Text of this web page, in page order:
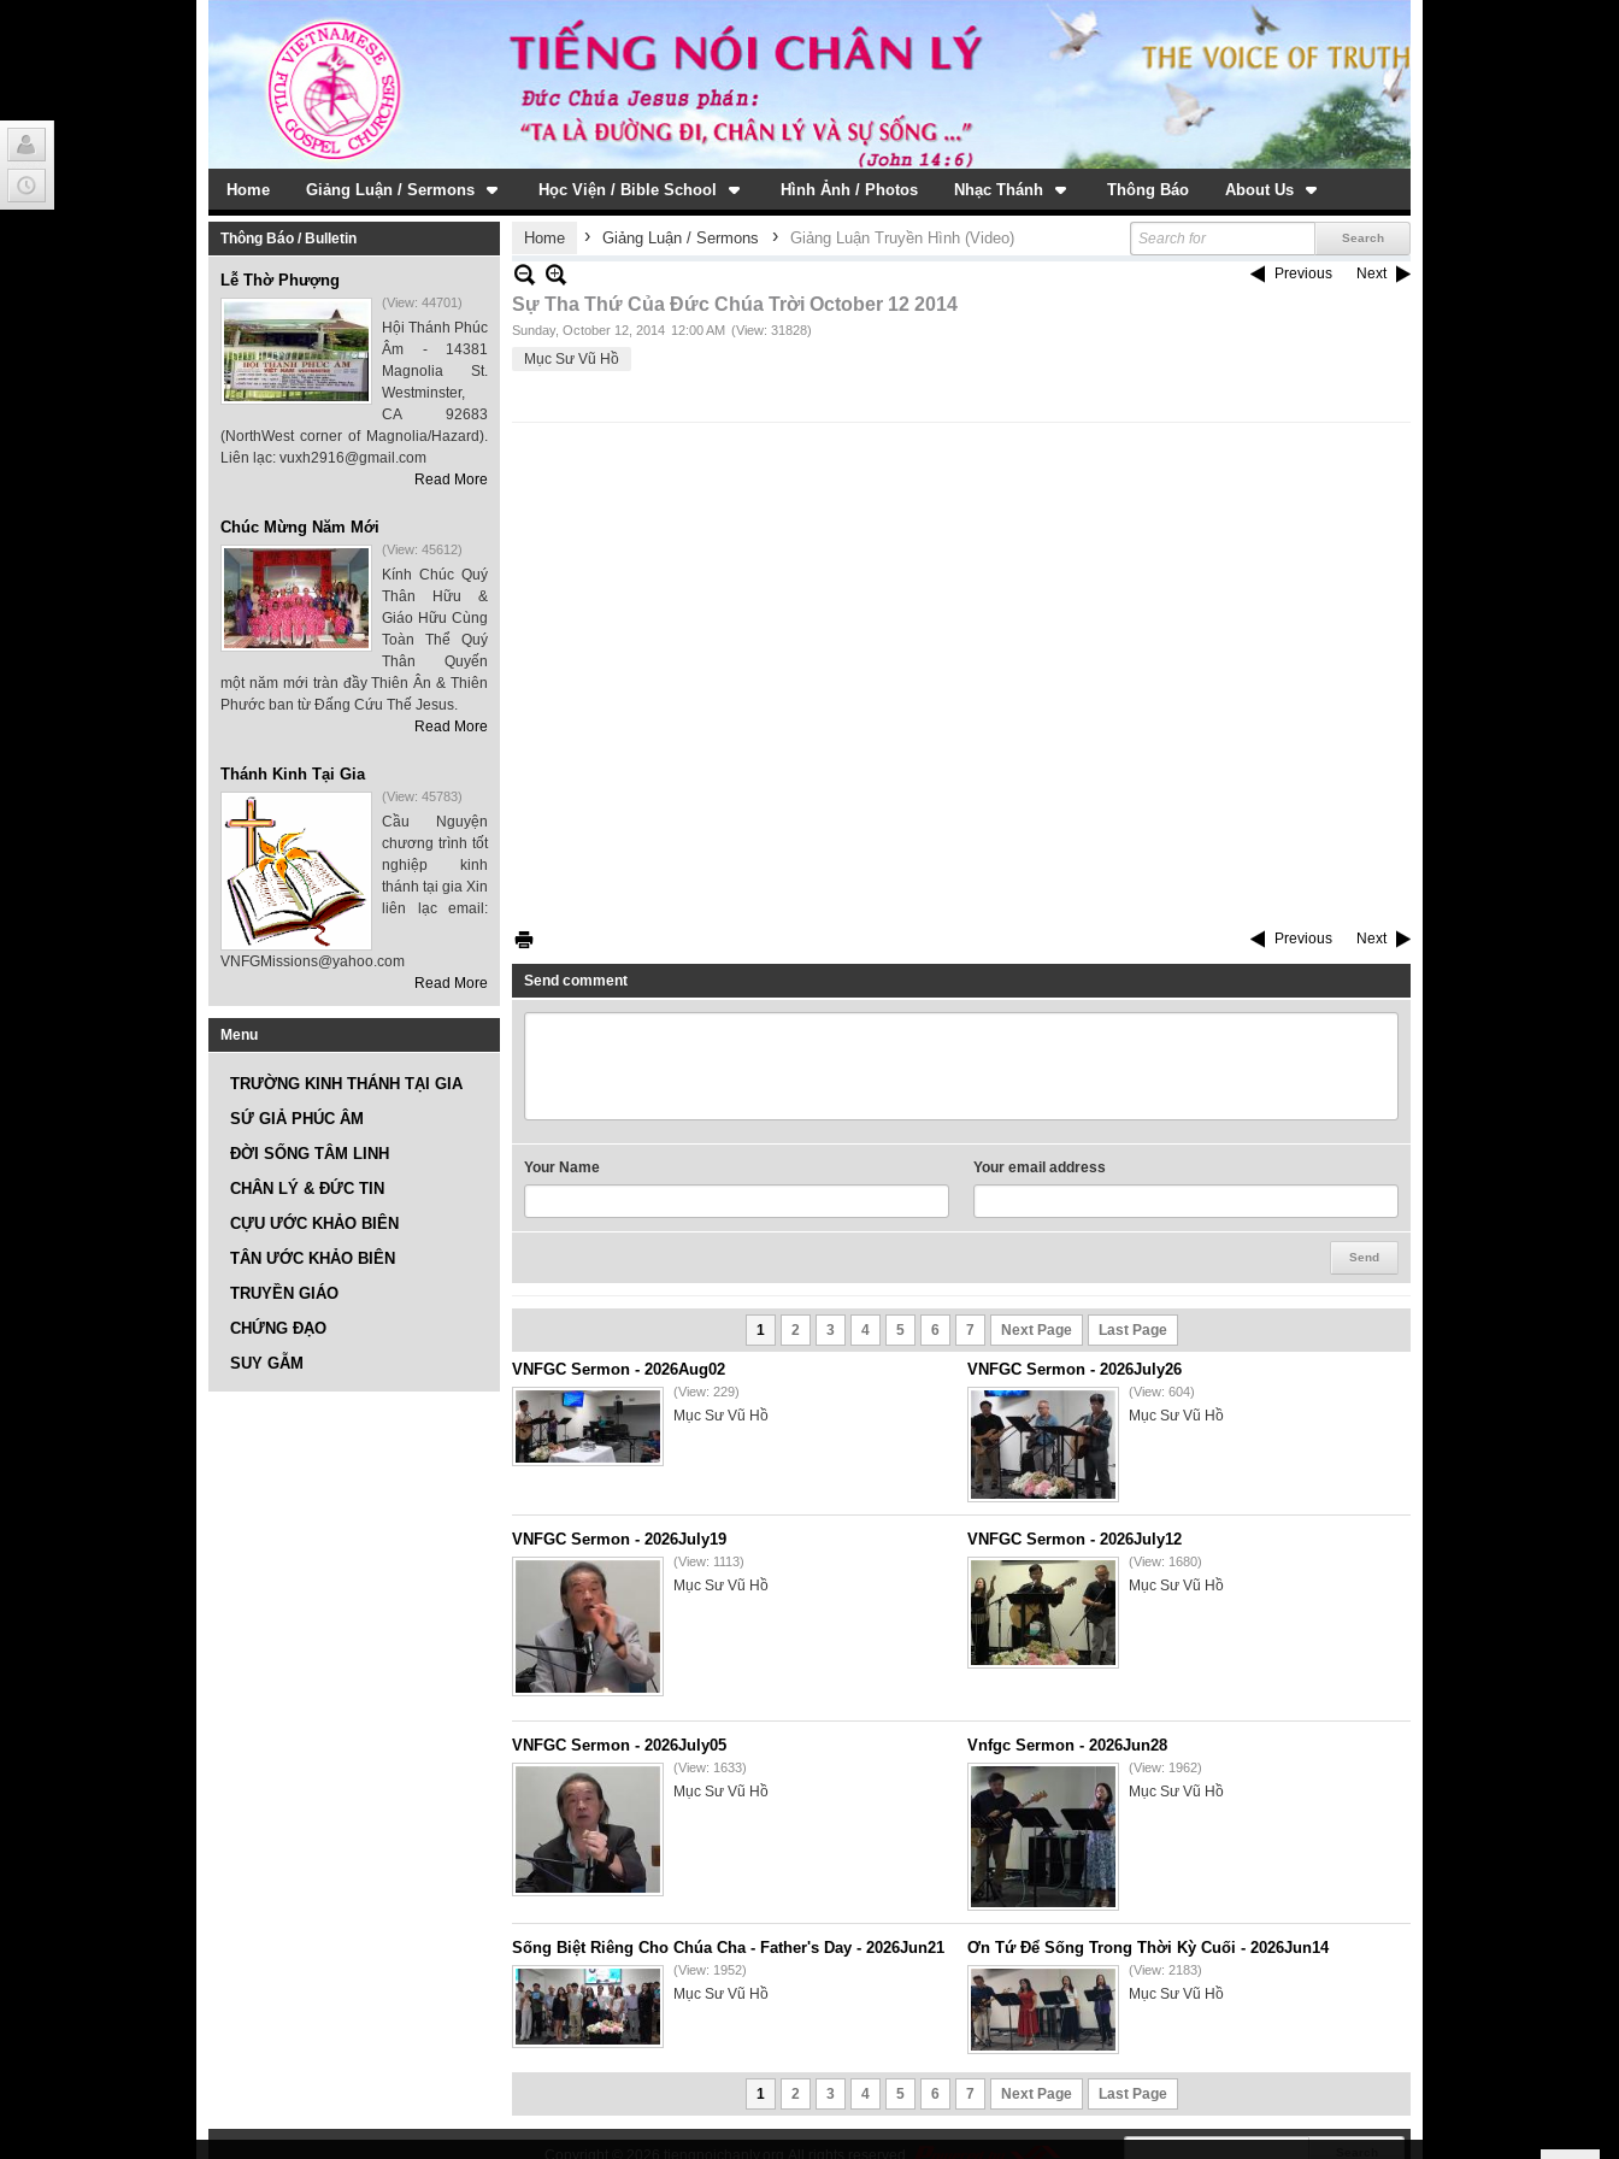
Home Giảng Luận / Sermons Học Viện / Bible School Hình Ảnh / Photos Nhạc Thánh Thông Báo About Us
Thông Báo / Bulletin
Lễ Thờ Phượng
(View: 44701)
Hội Thánh Phúc
Âm - 14381
Magnolia St.
Westminster,
CA 92683
(NorthWest corner of Magnolia/Hazard).
Liên lạc: vuxh2916@gmail.com
Read More
Chúc Mừng Năm Mới
(View: 45612)
Kính Chúc Quý
Thân Hữu &
Giáo Hữu Cùng
Toàn Thể Quý
Thân Quyến
một năm mới tràn đầy Thiên Ân & Thiên
Phước ban từ Đấng Cứu Thế Jesus.
Read More
Thánh Kinh Tại Gia
(View: 45783)
Cầu Nguyện
chương trình tốt
nghiệp kinh
thánh tại gia Xin
liên lạc email:
VNFGMissions@yahoo.com
Read More
Menu
TRƯỜNG KINH THÁNH TẠI GIA
SỨ GIẢ PHÚC ÂM
ĐỜI SỐNG TÂM LINH
CHÂN LÝ & ĐỨC TIN
CỰU ƯỚC KHẢO BIÊN
TÂN ƯỚC KHẢO BIÊN
TRUYỀN GIÁO
CHỨNG ĐẠO
SUY GẪM
Home › Giảng Luận / Sermons › Giảng Luận Truyền Hình (Video)
Previous Next
Sự Tha Thứ Của Đức Chúa Trời October 12 2014
Sunday, October 12, 2014 12:00 AM (View: 31828)
Mục Sư Vũ Hồ
Previous Next
Send comment
Your Name Your email address
1 2 3 4 5 6 7 Next Page Last Page
VNFGC Sermon - 2026Aug02
(View: 229)
Mục Sư Vũ Hồ
VNFGC Sermon - 2026July26
(View: 604)
Mục Sư Vũ Hồ
VNFGC Sermon - 2026July19
(View: 1113)
Mục Sư Vũ Hồ
VNFGC Sermon - 2026July12
(View: 1680)
Mục Sư Vũ Hồ
VNFGC Sermon - 2026July05
(View: 1633)
Mục Sư Vũ Hồ
Vnfgc Sermon - 2026Jun28
(View: 1962)
Mục Sư Vũ Hồ
Sống Biệt Riêng Cho Chúa Cha - Father's Day - 2026Jun21
(View: 1952)
Mục Sư Vũ Hồ
Ơn Tứ Để Sống Trong Thời Kỳ Cuối - 2026Jun14
(View: 2183)
Mục Sư Vũ Hồ
1 2 3 4 5 6 7 Next Page Last Page